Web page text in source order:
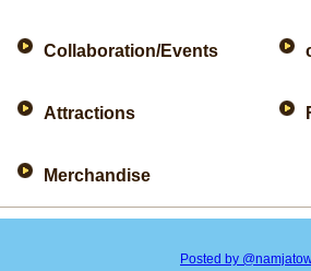
Collaboration/Events
Attractions
Merchandise
Posted by